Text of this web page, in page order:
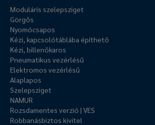
Moduláris szelepsziget
Görgős
Nyomócsapos
Kézi, kapcsolótáblába építhető
Kézi, billenőkaros
Pneumatikus vezérlésű
Elektromos vezérlésű
Alaplapos
Szelepsziget
NAMUR
Rozsdamentes verzió | VES
Robbanásbiztos kivitel